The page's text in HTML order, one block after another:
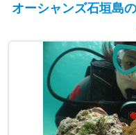
オーシャンズ石垣島